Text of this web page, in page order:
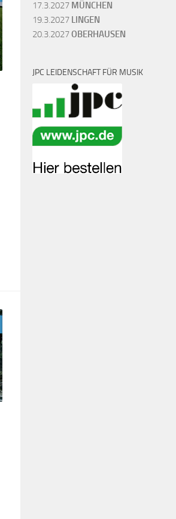
17.3.2027 MÜNCHEN
19.3.2027 LINGEN
20.3.2027OBERHAUSEN
JPC LEIDENSCHAFT FÜR MUSIK